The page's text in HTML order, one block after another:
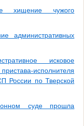
хищение чужого
административных
исковое
исполнителя
России по Тверской
суде прошла